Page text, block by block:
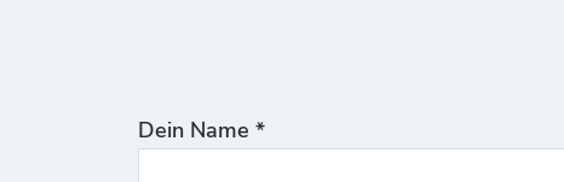
Dein Name *